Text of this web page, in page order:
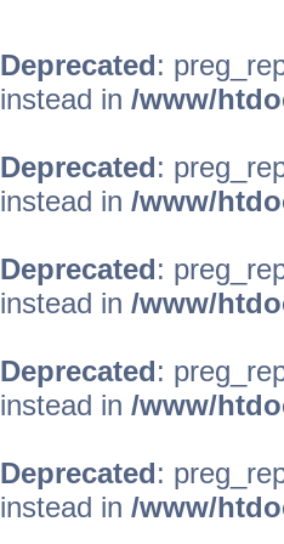
Deprecated:
instead in /www/
Deprecated:
instead in /www/
Deprecated:
instead in /www/
Deprecated:
instead in /www/
Deprecated:
instead in /www/